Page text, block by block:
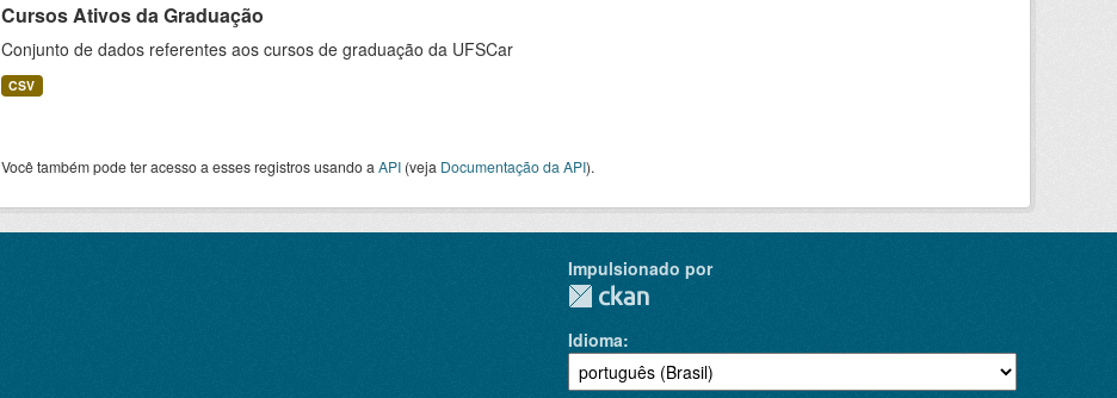
Cursos Ativos da Graduação
Conjunto de dados referentes aos cursos de graduação da UFSCar
CSV
Você também pode ter acesso a esses registros usando a API(veja Documentação da API).
Impulsionado por
Idioma